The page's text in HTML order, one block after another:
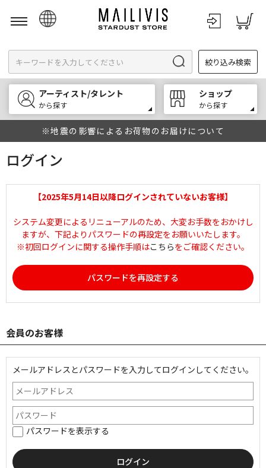
English
한국어
中文
絞り込み検索
アーティスト/タレント
から探す
ショップ
から探す
※地震の影響によるお荷物のお届けについて
ログイン
【2025年5月14日以降ログインされていないお客様】
システム変更によるリニューアルのため、大変お手数をおかけし
ますが、下記よりパスワードの再設定をお願いいたします。
※初回ログインに関する操作手順はこちらをご確認ください。
パスワードを再設定する
会員のお客様
メールアドレスとパスワードを入力してログインしてください。
パスワードを表示する